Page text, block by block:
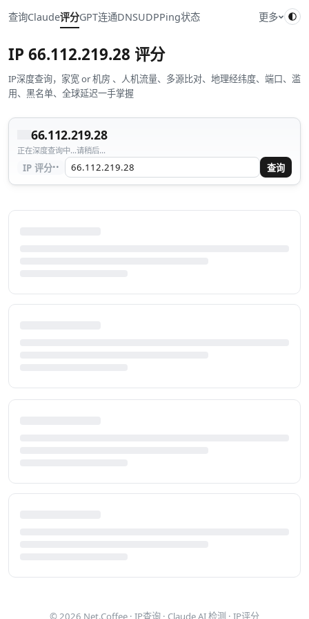
查询Claude评分GPT连通DNSUDPPing状态 更多
IP 66.112.219.28 评分
IP深度查询，家宽 or 机房 、人机流量、多源比对、地理经纬度、端口、滥
用、黑名单、全球延迟一手掌握
66.112.219.28
正在深度查询中...请稍后...
IP 评分·· 查询
© 2026 Net.Coffee · IP查询 · Claude AI 检测 · IP评分